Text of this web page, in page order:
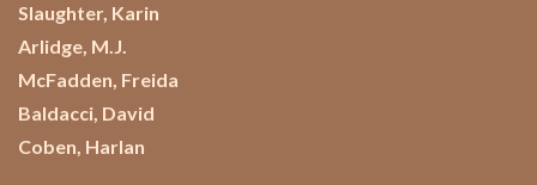
Slaughter, Karin
Arlidge, M.J.
McFadden, Freida
Baldacci, David
Coben, Harlan